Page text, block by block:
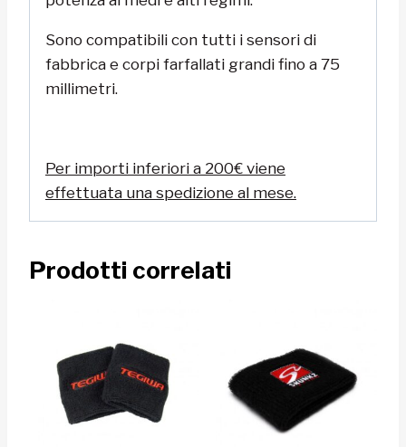
Sono compatibili con tutti i sensori di
fabbrica e corpi farfallati grandi fino a 75
millimetri.
Per importi inferiori a 200€ viene
effettuata una spedizione al mese.
Prodotti correlati